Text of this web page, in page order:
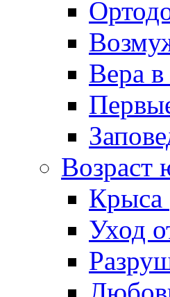
Вера
Возраст
Уход